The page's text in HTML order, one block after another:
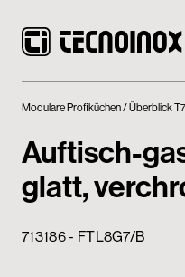
Produkte
Die Welt von
Modulare Profiküchen Überblick
Auftisch-
glatt,
713186 - FTL8G7/B